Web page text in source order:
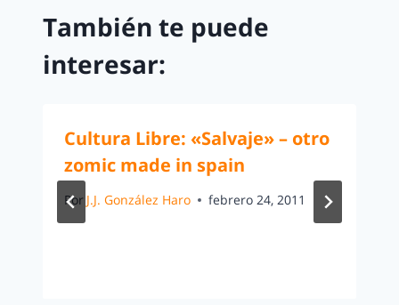
También te puede
interesar:
Cultura Libre: «Salvaje» – otro
zomic made in spain
Por J.J. González Haro febrero 24, 2011